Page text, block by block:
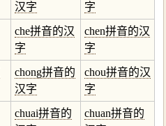
汉字
字
che拼音的汉
字
chen拼音的汉
字
chong拼音的
汉字
chou拼音的汉
字
chuai拼音的
chuan拼音的